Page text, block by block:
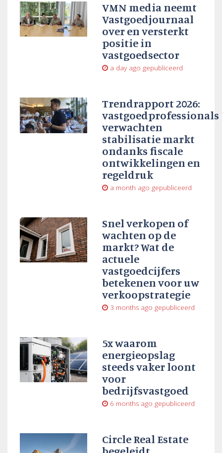
VMN media neemt
Vastgoedjournaal
over en versterkt
positie in
vastgoedsector
a day ago gepubliceerd
Trendrapport 2026:
vastgoedprofessionals
verwachten
stabilisatie markt
ondanks fiscale
ontwikkelingen en
regeldruk
a month ago gepubliceerd
Snel verkopen of
wachten op de
markt? Wat de
actuele
vastgoedcijfers
betekenen voor uw
verkoopstrategie
3 months ago gepubliceerd
5x waarom
energieopslag
steeds vaker loont
voor
bedrijfsvastgoed
6 months ago gepubliceerd
Circle Real Estate